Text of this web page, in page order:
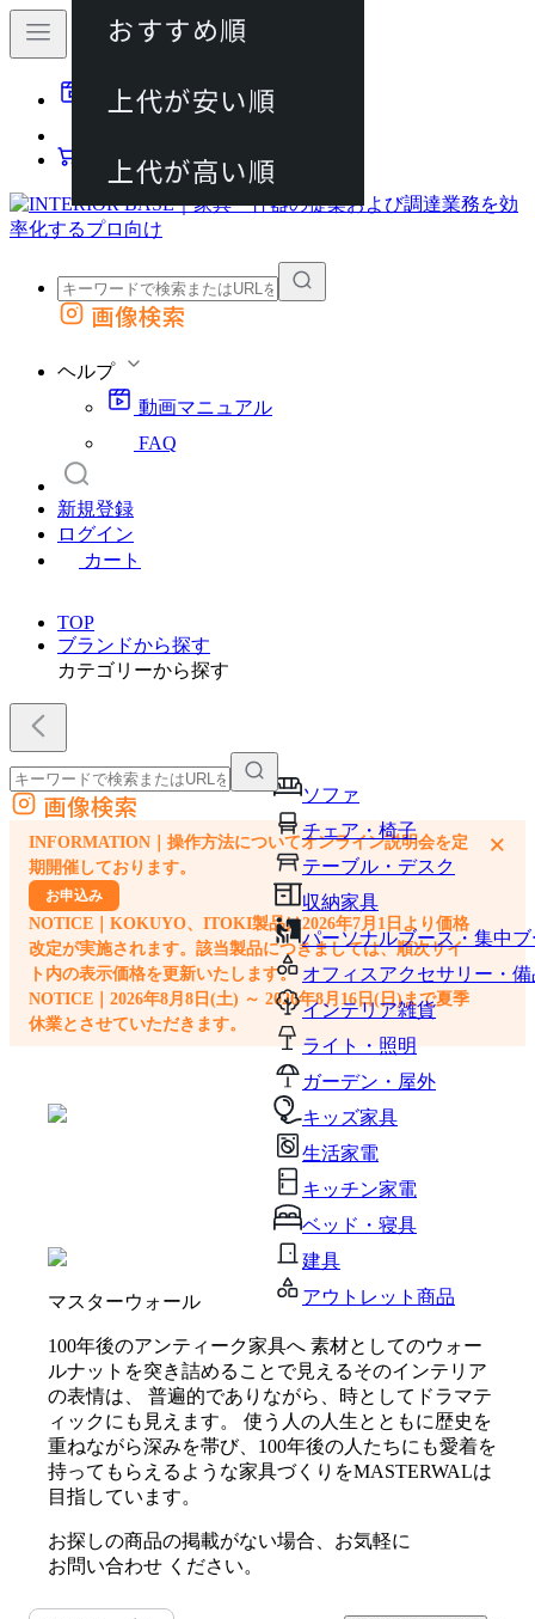
動画マニュアル
カート
外部サイトの商品をカートに追加
画像検索
ヘルプ
動画マニュアル
FAQ
新規登録
ログイン
カート
TOP
ブランドから探す
カテゴリーから探す
ソファ
チェア・椅子
テーブル・デスク
収納家具
パーソナルブース・集中
オフィスアクセサリー・備
インテリア雑貨
ライト・照明
ガーデン・屋外
キッズ家具
生活家電
キッチン家電
ベッド・寝具
建具
アウトレット商品
外部サイトの商品をカートに追加
他のサイトで見つけた商品ページのURLを貼り付けて、カートに追加できます
画像検索
INFORMATION｜操作方法についてオンライン説明会を定
期開催しております。
お申込み
NOTICE｜KOKUYO、ITOKI製品は2026年7月1日より価格
改定が実施されます。該当製品につきましては、順次サイ
ト内の表示価格を更新いたします。
NOTICE｜2026年8月8日(土) ～ 2026年8月16日(日)まで夏季
休業とさせていただきます。
×
マスターウォール
100年後のアンティーク家具へ 素材としてのウォー
ルナットを突き詰めることで見えるそのインテリア
の表情は、 普遍的でありながら、時としてドラマテ
ィックにも見えます。 使う人の人生とともに歴史を
重ねながら深みを帯び、100年後の人たちにも愛着を
持ってもらえるような家具づくりをMASTERWALは
目指しています。
お探しの商品の掲載がない場合、お気軽に
お問い合わせ ください。
おすすめ順
上代が安い順
上代が高い順